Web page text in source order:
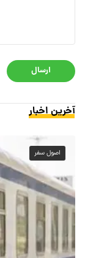
ارسال
آخرین اخبار
اصول سفر